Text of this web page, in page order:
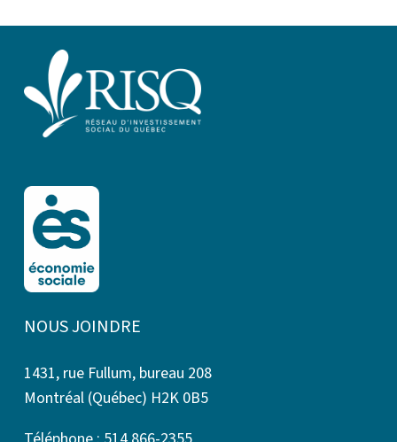
NOUS JOINDRE
1431, rue Fullum, bureau 208
Montréal (Québec) H2K 0B5